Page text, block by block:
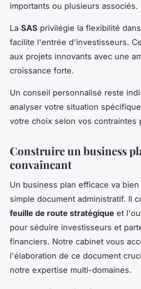
importants ou plusieurs associés.
La SAS privilégie la flexibilité
facilite l'entrée d'investisseurs.
aux projets innovants avec une
croissance forte.
Un conseil personnalisé reste
analyser votre situation
votre choix selon vos contraintes
Construire un business
convaincant
Un business plan efficace va
simple document administratif. Il
feuille de route stratégique et
pour séduire investisseurs et
financiers. Notre cabinet vous
l'élaboration de ce document
notre expertise multi-domaines.